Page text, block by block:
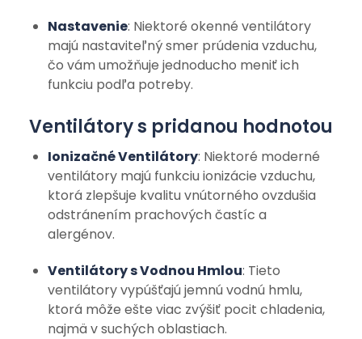
Nastavenie: Niektoré okenné ventilátory
majú nastaviteľný smer prúdenia vzduchu,
čo vám umožňuje jednoducho meniť ich
funkciu podľa potreby.
Ventilátory s pridanou hodnotou
Ionizačné Ventilátory: Niektoré moderné
ventilátory majú funkciu ionizácie vzduchu,
ktorá zlepšuje kvalitu vnútorného ovzdušia
odstránením prachových častíc a
alergénov.
Ventilátory s Vodnou Hmlou: Tieto
ventilátory vypúšťajú jemnú vodnú hmlu,
ktorá môže ešte viac zvýšiť pocit chladenia,
najmä v suchých oblastiach.